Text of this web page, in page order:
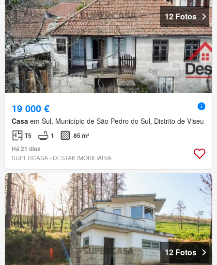
12 Fotos
19 000 €
Casa em Sul, Município de São Pedro do Sul, Distrito de Viseu
T5 1
85 m²
Há 21 dias
SUPERCASA - DESTAK IMOBILIÁRIA
12 Fotos